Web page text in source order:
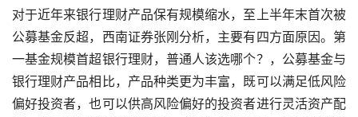
对于近年来银行理财产品保有规模缩水，至上半年末首次被
公募基金反超，西南证券张刚分析，主要有四方面原因。第
一基金规模首超银行理财，普通人该选哪个？，公募基金与
银行理财产品相比，产品种类更为丰富，既可以满足低风险
偏好投资者，也可以供高风险偏好的投资者进行灵活资产配